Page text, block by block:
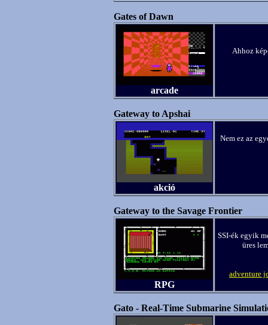
Gates of Dawn
arcade
Ahhoz
Gateway to Apshai
akció
Nem ez az
Gateway to the Savage Frontier
RPG
SSI-ék egyik
üres
adventure
Gato - Real-Time Submarine